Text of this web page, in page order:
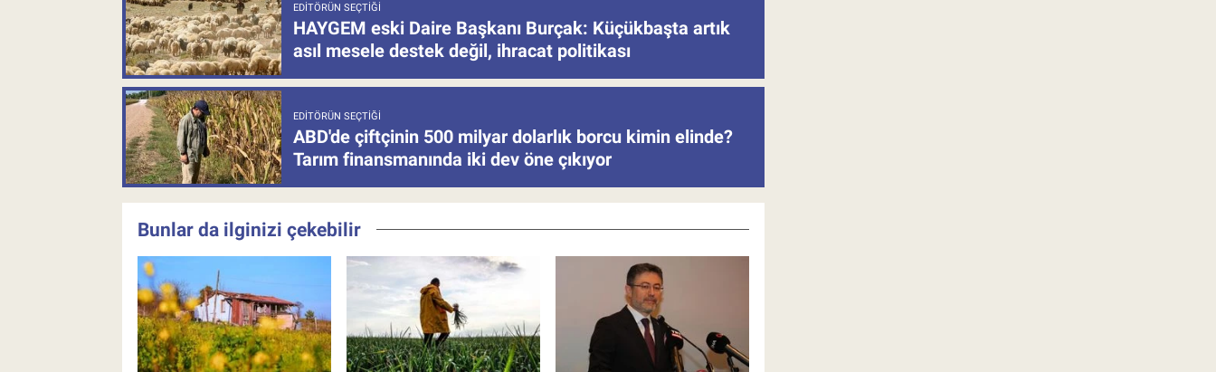
EDITÖRÜN SEÇTIĞI
HAYGEM eski Daire Başkanı Burçak: Küçükbaşta artık
asıl mesele destek değil, ihracat politikası
EDITÖRÜN SEÇTIĞI
ABD'de çiftçinin 500 milyar dolarlık borcu kimin elinde?
Tarım finansmanında iki dev öne çıkıyor
Bunlar da ilginizi çekebilir